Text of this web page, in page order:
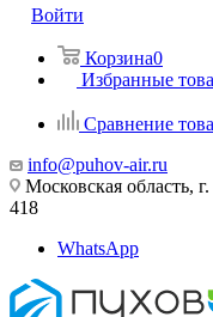
Войти
Корзина0
Избранные
Сравнение
info@puhov-air.ru
Московская область,
418
WhatsApp